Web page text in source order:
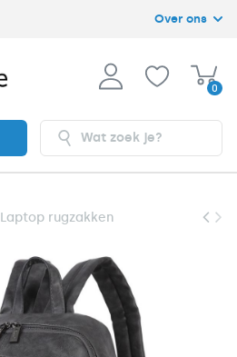
Over ons
0
Laptop rugzakken